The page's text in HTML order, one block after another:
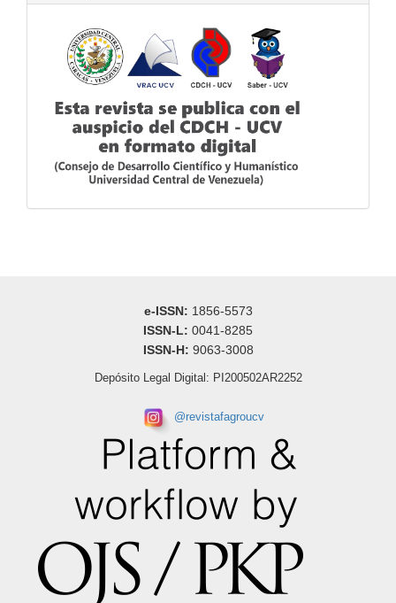
e-ISSN: 1856-5573
ISSN-L: 0041-8285
ISSN-H: 9063-3008
Depósito Legal Digital: PI200502AR2252
@revistafagroucv